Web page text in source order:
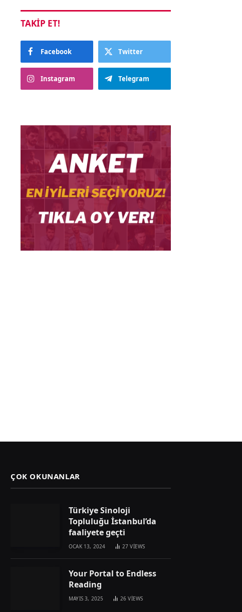
TAKIP ET!
Facebook Twitter
Instagram Telegram
ÇOK OKUNANLAR
Türkiye Sinoloji
Topluluğu İstanbul’da
faaliyete geçti
OCAK 13, 2024 27VIEWS
Your Portal to Endless
Reading
MAYIS 3, 2025 26VIEWS